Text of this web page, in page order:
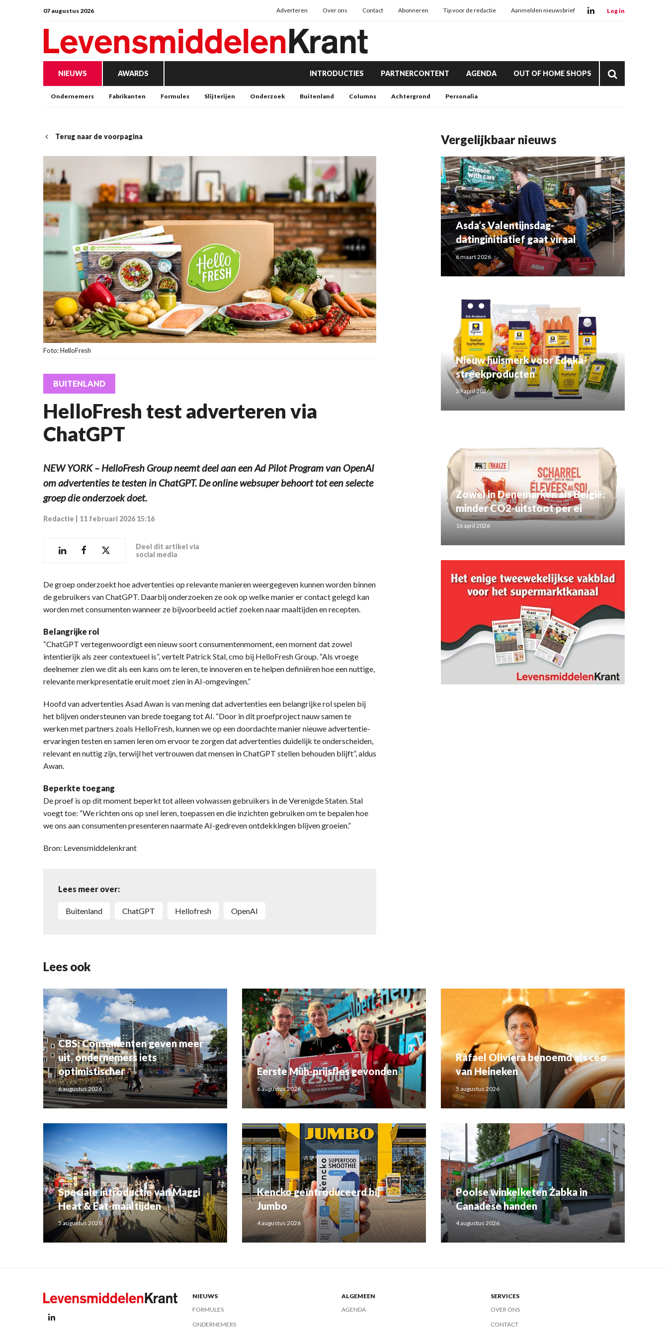
07 augustus 2026 Adverteren Over ons Contact Abonneren Tip voor de redactie Aanmelden nieuwsbrief Log in
NIEUWS AWARDS INTRODUCTIES PARTNERCONTENT AGENDA OUT OF HOME SHOPS
Ondernemers Fabrikanten Formules Slijterijen Onderzoek Buitenland Columns Achtergrond Personalia
Terug naar de voorpagina
Foto: HelloFresh
BUITENLAND
HelloFresh test adverteren via
ChatGPT
NEW YORK – HelloFresh Group neemt deel aan een Ad Pilot Program van OpenAI
om advertenties te testen in ChatGPT. De online websuper behoort tot een selecte
groep die onderzoek doet.
Redactie 11 februari 2026 15:16
Deel dit artikel via
social media
De groep onderzoekt hoe advertenties op relevante manieren weergegeven kunnen worden binnen
de gebruikers van ChatGPT. Daarbij onderzoeken ze ook op welke manier er contact gelegd kan
worden met consumenten wanneer ze bijvoorbeeld actief zoeken naar maaltijden en recepten.
Belangrijke rol
“ChatGPT vertegenwoordigt een nieuw soort consumentenmoment, een moment dat zowel
intentierijk als zeer contextueel is”, vertelt Patrick Stal, cmo bij HelloFresh Group. “Als vroege
deelnemer zien we dit als een kans om te leren, te innoveren en te helpen definiëren hoe een nuttige,
relevante merkpresentatie eruit moet zien in AI-omgevingen.”
Hoofd van advertenties Asad Awan is van mening dat advertenties een belangrijke rol spelen bij
het blijven ondersteunen van brede toegang tot AI. “Door in dit proefproject nauw samen te
werken met partners zoals HelloFresh, kunnen we op een doordachte manier nieuwe advertentie-
ervaringen testen en samen leren om ervoor te zorgen dat advertenties duidelijk te onderscheiden,
relevant en nuttig zijn, terwijl het vertrouwen dat mensen in ChatGPT stellen behouden blijft”, aldus
Awan.
Beperkte toegang
De proef is op dit moment beperkt tot alleen volwassen gebruikers in de Verenigde Staten. Stal
voegt toe: “We richten ons op snel leren, toepassen en die inzichten gebruiken om te bepalen hoe
we ons aan consumenten presenteren naarmate AI-gedreven ontdekkingen blijven groeien.”
Bron: Levensmiddelenkrant
Lees meer over:
Buitenland ChatGPT Hellofresh OpenAI
Vergelijkbaar nieuws
Asda’s Valentijnsdag-
datinginitiatief gaat viraal
6 maart 2026
Nieuw huismerk voor Edeka-
streekproducten
29 april 2026
Zowel in Denemarken als België:
minder CO2-uitstoot per ei
16 april 2026
Lees ook
CBS: Consumenten geven meer
uit, ondernemers iets
optimistischer
6 augustus 2026
Eerste Müh-prijsfles gevonden
6 augustus 2026
Rafael Oliviera benoemd als ceo
van Heineken
5 augustus 2026
Speciale introductie van Maggi
Heat & Eat-maaltijden
5 augustus 2026
Kencko geïntroduceerd bij
Jumbo
4 augustus 2026
Poolse winkelketen Żabka in
Canadese handen
4 augustus 2026
NIEUWS
FORMULES
ONDERNEMERS
ALGEMEEN
AGENDA
SERVICES
OVER ONS
CONTACT